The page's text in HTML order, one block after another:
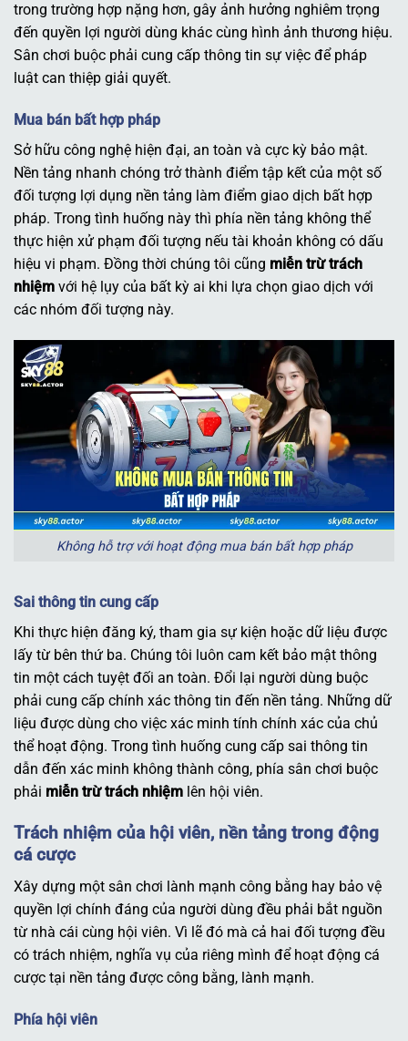
trong trường hợp nặng hơn, gây ảnh hưởng nghiêm trọng
đến quyền lợi người dùng khác cùng hình ảnh thương hiệu.
Sân chơi buộc phải cung cấp thông tin sự việc để pháp
luật can thiệp giải quyết.
Mua bán bất hợp pháp
Sở hữu công nghệ hiện đại, an toàn và cực kỳ bảo mật.
Nền tảng nhanh chóng trở thành điểm tập kết của một số
đối tượng lợi dụng nền tảng làm điểm giao dịch bất hợp
pháp. Trong tình huống này thì phía nền tảng không thể
thực hiện xử phạm đối tượng nếu tài khoản không có dấu
hiệu vi phạm. Đồng thời chúng tôi cũng miễn trừ trách
nhiệm với hệ lụy của bất kỳ ai khi lựa chọn giao dịch với
các nhóm đối tượng này.
Không hỗ trợ với hoạt động mua bán bất hợp pháp
Sai thông tin cung cấp
Khi thực hiện đăng ký, tham gia sự kiện hoặc dữ liệu được
lấy từ bên thứ ba. Chúng tôi luôn cam kết bảo mật thông
tin một cách tuyệt đối an toàn. Đổi lại người dùng buộc
phải cung cấp chính xác thông tin đến nền tảng. Những dữ
liệu được dùng cho việc xác minh tính chính xác của chủ
thể hoạt động. Trong tình huống cung cấp sai thông tin
dẫn đến xác minh không thành công, phía sân chơi buộc
phải miễn trừ trách nhiệm lên hội viên.
Trách nhiệm của hội viên, nền tảng trong động
cá cược
Xây dựng một sân chơi lành mạnh công bằng hay bảo vệ
quyền lợi chính đáng của người dùng đều phải bắt nguồn
từ nhà cái cùng hội viên. Vì lẽ đó mà cả hai đối tượng đều
có trách nhiệm, nghĩa vụ của riêng mình để hoạt động cá
cược tại nền tảng được công bằng, lành mạnh.
Phía hội viên